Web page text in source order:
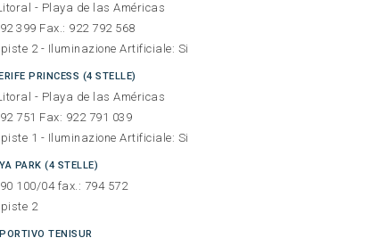
- Playa de las Américas
399 Fax.: 922 792 568
2 - Iluminazione Artificiale: Si
PRINCESS (4 STELLE)
- Playa de las Américas
751 Fax: 922 791 039
1 - Iluminazione Artificiale: Si
PARK (4 STELLE)
100/04 fax.: 794 572
2
TENISUR